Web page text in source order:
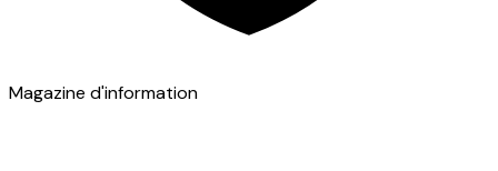
Magazine d'information